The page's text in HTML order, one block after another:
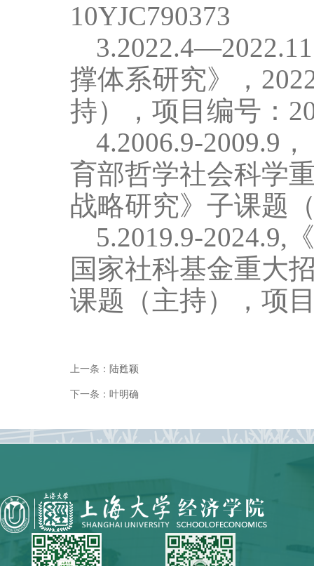
10YJC790373
3.2022.4—2022.11
撑体系研究》，
持），项目编号：
4.2006.9-2009.9
育部哲学社会科学
战略研究》子课题
5.2019.9-2024.9,
国家社科基金重大
课题（主持），项
上一条： 陆甦颖
下一条： 叶明确